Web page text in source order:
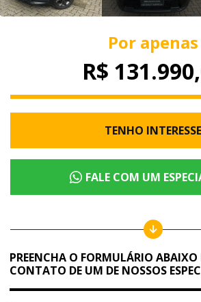
Por apenas
R$
TENHO INTERESSE
FALE COM UM
PREENCHA O FORMULÁRIO ABAIXO
CONTATO DE UM DE NOSSOS